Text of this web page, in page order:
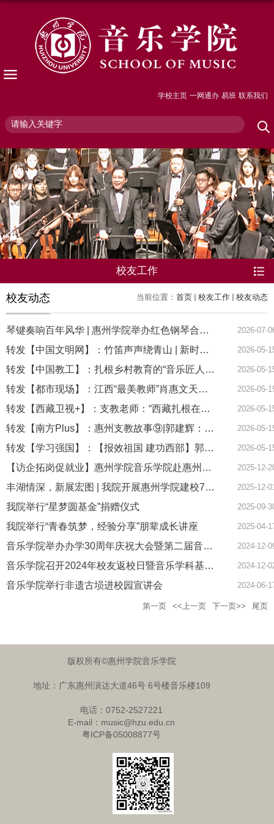
学校主页 一网通办 易班 联系我们
校友工作
当前位置： 首页 校友工作 校友动态
校友动态
琴键奏响百年风华 | 惠州学院举办红色钢琴合奏音乐会创新思政教育形式 2026-07-
转发【中国文明网】：竹笛声声绕青山 | 新时代“中国好人”故事 2026-05-
转发【中国教工】：扎根乡村教育的“音乐匠人”——记全国“最美教师”肖惠文 2026-05-
转发【都市现场】：江西“最美教师”肖惠文天安门阅兵现场观礼：“强烈的民族自豪感油然而生！” 2026-05-
转发【西藏卫视+】：支教老师：“西藏扎根在我心里，我把自己扎根在了西藏” 2026-05-
转发【南方Plus】：惠州支教故事⑨|郭建辉：在高原上唱响青春之歌 2026-05-
转发【学习强国】：【报效祖国 建功西部】郭建辉：扎根成诗 一路生花 2026-05-
【访企拓岗促就业】惠州学院音乐学院赴惠州市范儿艺术文化传播有限公司访企拓岗和走访校友 2025-12-
丰湖情深，新展宏图 | 我院开展惠州学院建校79周年暨2025年校友返校日活动 2025-12-
我院举行“星梦圆基金”捐赠仪式 2025-09-
我院举行“青春筑梦，经验分享”朋辈成长讲座 2025-04-
音乐学院举办办学30周年庆祝大会暨第二届音乐文化节开幕式活动 2024-12-
音乐学院召开2024年校友返校日暨音乐学科基础教育发展论坛 2024-12-
音乐学院举行非遗古埙进校园宣讲会 2024-06-
第一页 <<上一页 下一页>> 尾页
版权所有©惠州学院音乐学院
地址：广东惠州演达大道46号 6号楼音乐楼109
电话：0752-2527221
E-mail：music@hzu.edu.cn
粤ICP备05008877号